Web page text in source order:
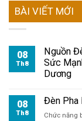
BÀI VIẾT MỚI
08
Th8
Nguồn
Sức
Dương
08
Th8
Đèn Pha
Chức năng